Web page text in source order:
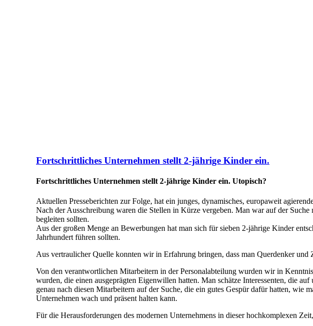
Fortschrittliches Unternehmen stellt 2-jährige Kinder ein.
Fortschrittliches Unternehmen stellt 2-jährige Kinder ein. Utopisch?
Aktuellen Presseberichten zur Folge, hat ein junges, dynamisches, europaweit
Nach der Ausschreibung waren die Stellen in Kürze vergeben. Man war auf der
begleiten sollten.
Aus der großen Menge an Bewerbungen hat man sich für sieben 2-jährige Kinder
Jahrhundert führen sollten.
Aus vertraulicher Quelle konnten wir in Erfahrung bringen, dass man Querdenker
Von den verantwortlichen Mitarbeitern in der Personalabteilung wurden wir in
wurden, die einen ausgeprägten Eigenwillen hatten. Man schätze Interessenten, die
genau nach diesen Mitarbeitern auf der Suche, die ein gutes Gespür dafür hatten, wie
Unternehmen wach und präsent halten kann.
Für die Herausforderungen des modernen Unternehmens in dieser hochkomplexen